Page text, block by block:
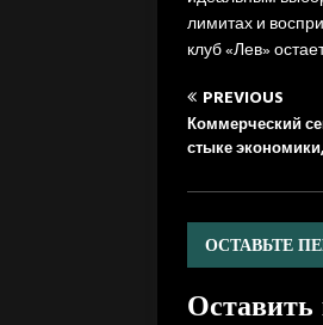
лимитах и
клуб «Лев»
PREVIOUS
Коммерческий
стыке
ОСТАВЬТЕ